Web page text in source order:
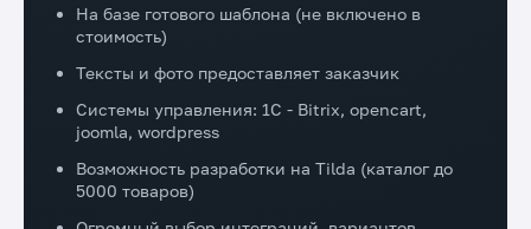
На базе готового шаблона (не включено в
стоимость)
Тексты и фото предоставляет заказчик
Системы управления: 1C - Bitrix, opencart,
joomla, wordpress
Возможность разработки на Tilda (каталог до
5000 товаров)